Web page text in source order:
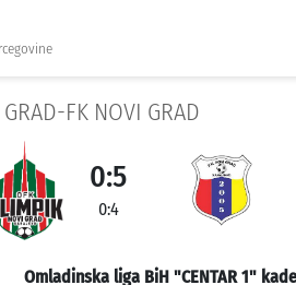
FK NOVI GRAD
0:5
0:4
Omladinska liga BiH "CENTAR 1"